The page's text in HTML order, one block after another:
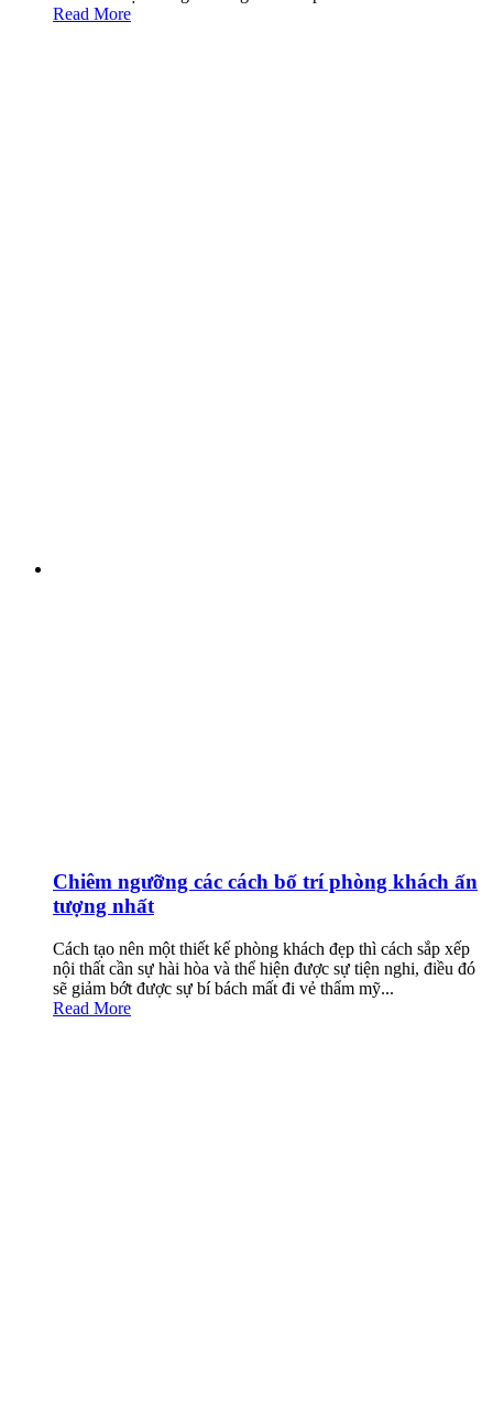
Read More
Chiêm ngưỡng các cách bố trí phòng khách ấn
tượng nhất
Cách tạo nên một thiết kế phòng khách đẹp thì cách sắp xếp
nội thất cần sự hài hòa và thể hiện được sự tiện nghi, điều đó
sẽ giảm bớt được sự bí bách mất đi vẻ thẩm mỹ...
Read More